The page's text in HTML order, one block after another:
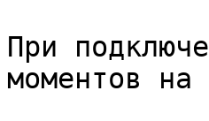
При
моментов на